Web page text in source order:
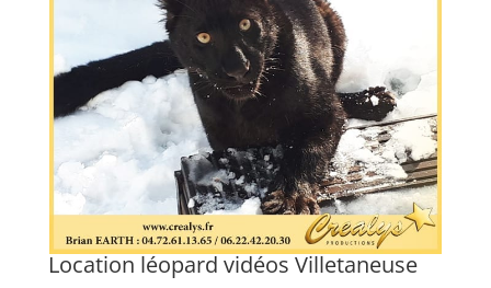
Location léopard vidéos Villetaneuse